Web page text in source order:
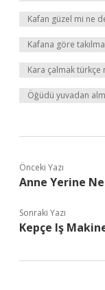
Kafan güzel mi ne
Kafana göre
Kara çalmak türkçe
Öğüdü yuvadan
Önceki Yazı
Anne Yerine
Sonraki Yazı
Kepçe Iş